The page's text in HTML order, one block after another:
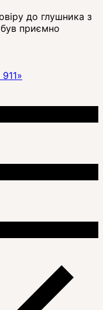
до глушника з
приємно